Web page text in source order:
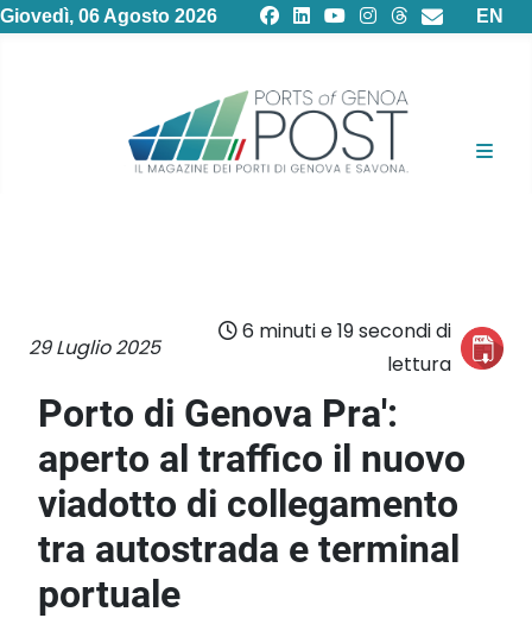
Giovedì, 06 Agosto 2026 EN
29 Luglio 2025
6 minuti e 19 secondi di
lettura
Porto di Genova Pra':
aperto al traffico il nuovo
viadotto di collegamento
tra autostrada e terminal
portuale